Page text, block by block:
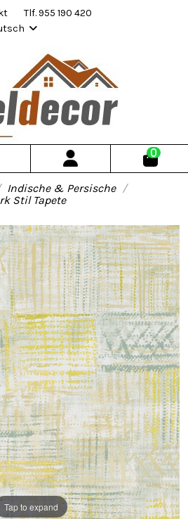
Tlf. 955 190 420
0
Indische & Persische
Stil Tapete
Tap to expand